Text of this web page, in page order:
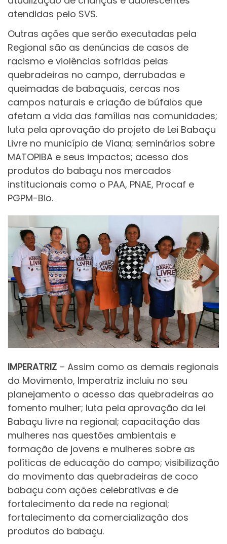
atendidas pelo SVS.
Outras ações que serão executadas pela
Regional são as denúncias de casos de
racismo e violências sofridas pelas
quebradeiras no campo, derrubadas e
queimadas de babaçuais, cercas nos
campos naturais e criação de búfalos que
afetam a vida das famílias nas comunidades;
luta pela aprovação do projeto de Lei Babaçu
Livre no município de Viana; seminários sobre
MATOPIBA e seus impactos; acesso dos
produtos do babaçu nos mercados
institucionais como o PAA, PNAE, Procaf e
PGPM-Bio.
IMPERATRIZ – Assim como as demais regionais
do Movimento, Imperatriz incluiu no seu
planejamento o acesso das quebradeiras ao
fomento mulher; luta pela aprovação da lei
Babaçu livre na regional; capacitação das
mulheres nas questões ambientais e
formação de jovens e mulheres sobre as
políticas de educação do campo; visibilização
do movimento das quebradeiras de coco
babaçu com ações celebrativas e de
fortalecimento da rede na regional;
fortalecimento da comercialização dos
produtos do babaçu.